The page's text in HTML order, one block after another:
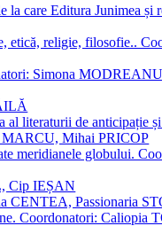
care Editura Junimea și
etică, religie, filosofie..
Simona
al literaturii de anticipație
MARCU, Mihai PRICOP
meridianele globului.
Cip IEȘAN
CENTEA, Passionaria
Coordonatori: Caliopia